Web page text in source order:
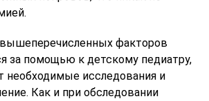
факторов
за помощью к детскому педиатру,
необходимые исследования и
Как и при обследовании